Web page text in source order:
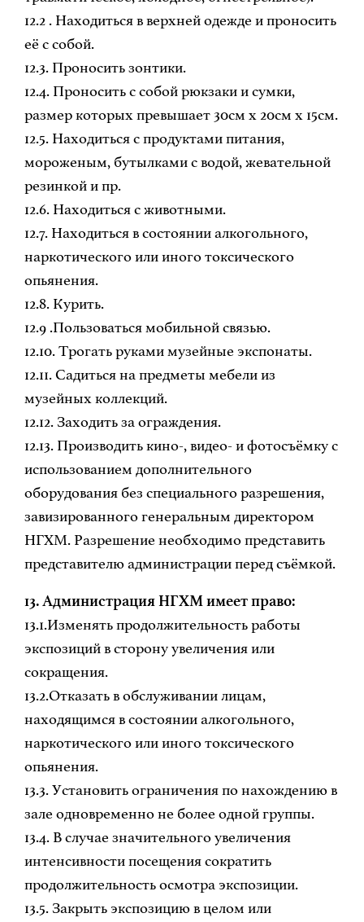
12.2 . Находиться в верхней одежде и проносить
её с собой.
12.3. Проносить зонтики.
12.4. Проносить с собой рюкзаки и сумки,
размер которых превышает 30см х 20см х 15см.
12.5. Находиться с продуктами питания,
мороженым, бутылками с водой, жевательной
резинкой и пр.
12.6. Находиться с животными.
12.7. Находиться в состоянии алкогольного,
наркотического или иного токсического
опьянения.
12.8. Курить.
12.9 .Пользоваться мобильной связью.
12.10. Трогать руками музейные экспонаты.
12.11. Садиться на предметы мебели из
музейных коллекций.
12.12. Заходить за ограждения.
12.13. Производить кино-, видео- и фотосъёмку с
использованием дополнительного
оборудования без специального разрешения,
завизированного генеральным директором
НГХМ. Разрешение необходимо представить
представителю администрации перед съёмкой.
13. Администрация НГХМ имеет право:
13.1.Изменять продолжительность работы
экспозиций в сторону увеличения или
сокращения.
13.2.Отказать в обслуживании лицам,
находящимся в состоянии алкогольного,
наркотического или иного токсического
опьянения.
13.3. Установить ограничения по нахождению в
зале одновременно не более одной группы.
13.4. В случае значительного увеличения
интенсивности посещения сократить
продолжительность осмотра экспозиции.
13.5. Закрыть экспозицию в целом или